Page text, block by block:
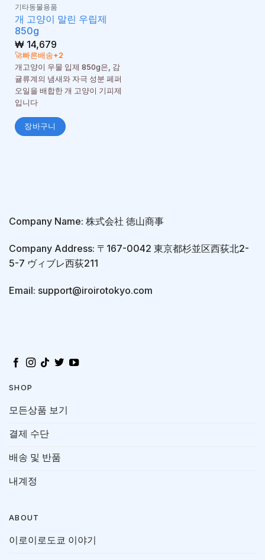
기타동물용품
개 고양이 말린 우립제
850g
₩14,679
🚀빠른배송+2
개고양이 우물 입제 850g은, 감
귤류계의 냄새와 자극 성분 페퍼
오일을 배합한 개 고양이 기피제
입니다
장바구니
Company Name: 株式会社 徳山商事
Company Address: 〒167-0042 東京都杉並区西荻北2-
5-7 ヴィブレ西荻211
Email: support@iroirotokyo.com
SHOP
모든상품 보기
결제 수단
배송 및 반품
내계정
ABOUT
이로이로도쿄 이야기